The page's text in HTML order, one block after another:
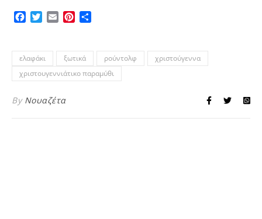
Facebook
TwitterEmailPinterest
ελαφάκι ξωτικά ρούντολφ
χριστούγεννα
χριστουγεννιάτικο παραμύθι
By Νουαζέτα